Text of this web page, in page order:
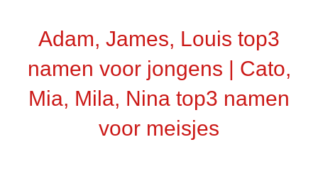
Adam, James, Louis top3
namen voor jongens | Cato,
Mia, Mila, Nina top3 namen
voor meisjes